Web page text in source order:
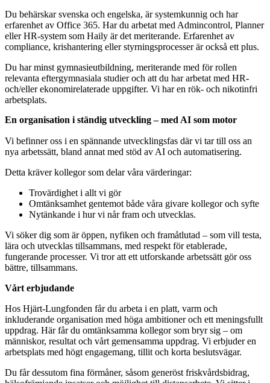
Du behärskar svenska och engelska, är systemkunnig och har
erfarenhet av Office 365. Har du arbetat med Admincontrol, Planner
eller HR-system som Haily är det meriterande. Erfarenhet av
compliance, krishantering eller styrningsprocesser är också ett plus.
Du har minst gymnasieutbildning, meriterande med för rollen
relevanta eftergymnasiala studier och att du har arbetat med HR-
och/eller ekonomirelaterade uppgifter. Vi har en rök- och nikotinfri
arbetsplats.
En organisation i ständig utveckling – med AI som motor
Vi befinner oss i en spännande utvecklingsfas där vi tar till oss an
nya arbetssätt, bland annat med stöd av AI och automatisering.
Detta kräver kollegor som delar våra värderingar:
Trovärdighet i allt vi gör
Omtänksamhet gentemot både våra givare kollegor och syfte
Nytänkande i hur vi når fram och utvecklas.
Vi söker dig som är öppen, nyfiken och framåtlutad – som vill testa,
lära och utvecklas tillsammans, med respekt för etablerade,
fungerande processer. Vi tror att ett utforskande arbetssätt gör oss
bättre, tillsammans.
Vårt erbjudande
Hos Hjärt-Lungfonden får du arbeta i en platt, varm och
inkluderande organisation med höga ambitioner och ett meningsfullt
uppdrag. Här får du omtänksamma kollegor som bryr sig – om
människor, resultat och vårt gemensamma uppdrag. Vi erbjuder en
arbetsplats med högt engagemang, tillit och korta beslutsvägar.
Du får dessutom fina förmåner, såsom generöst friskvårdsbidrag,